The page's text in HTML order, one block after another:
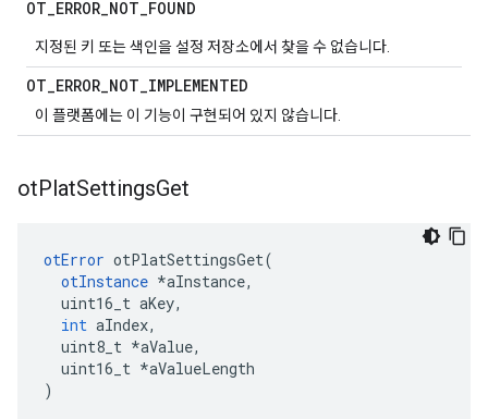
OT_ERROR_NOT_FOUND
지정된 키 또는 색인을 설정 저장소에서 찾을 수 없습니다.
OT_ERROR_NOT_IMPLEMENTED
이 플랫폼에는 이 기능이 구현되어 있지 않습니다.
otPlatSettingsGet
otError otPlatSettingsGet(
otInstance *aInstance,
uint16_t aKey,
int aIndex,
uint8_t *aValue,
uint16_t *aValueLength
)